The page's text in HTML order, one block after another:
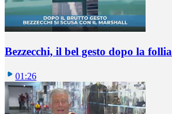
Bezzecchi, il bel gesto dopo la follia
01:26